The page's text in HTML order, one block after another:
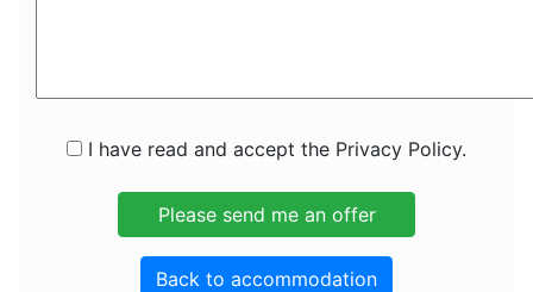
I have read and accept the Privacy Policy.
Back to accommodation